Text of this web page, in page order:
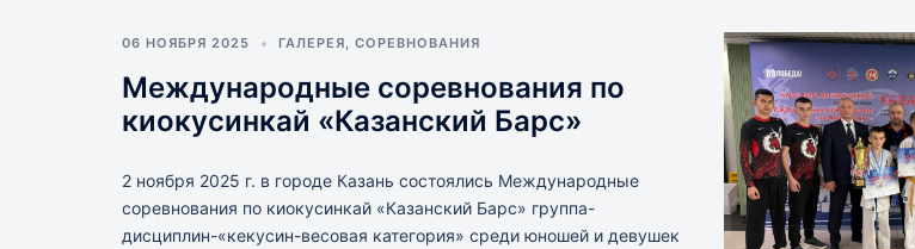
06 НОЯБРЯ 2025 ГАЛЕРЕЯ, СОРЕВНОВАНИЯ
Международные соревнования по
киокусинкай «Казанский Барс»
2 ноября 2025 г. в городе Казань состоялись Международные
соревнования по киокусинкай «Казанский Барс» группа-
дисциплин-«кекусин-весовая категория» среди юношей и девушек